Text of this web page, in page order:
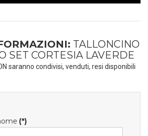
TALLONCINO
SET CORTESIA LAVERDE
saranno condivisi, venduti, resi disponibili
(*)